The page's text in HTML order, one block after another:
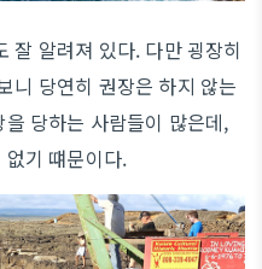
잘 알려져 있다. 다만 굉장히
니 당연히 권장은 하지 않는
당하는 사람들이 많은데,
기 떄문이다.